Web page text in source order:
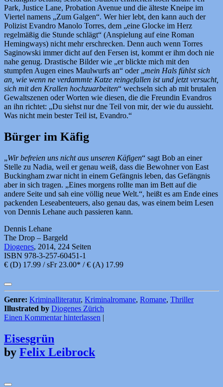
Park, Justice Lane, Probation Avenue und die älteste Kneipe im
Viertel namens „Zum Galgen“. Wer hier lebt, den kann auch der
Polizist Evandro Manolo Torres, dem „eine Glocke im Herz
regelmäßig die Stunde schlägt“ (Anspielung auf eine Roman
Hemingways) nicht mehr erschrecken. Denn auch wenn Torres
Saginowski immer dicht auf den Fersen ist, kommt er ihm doch nie
nahe genug. Drastische Bilder wie „er blickte mich mit den
stumpfen Augen eines Maulwurfs an“ oder „mein Hals fühlst sich
an, wie wenn ne verdammte Katze reingefallen ist und jetzt versucht,
sich mit den Krallen hochzuarbeiten“ wechseln sich ab mit brutalen
Gewaltszenen oder Worten wie diesen, die die Freundin Evandros
an ihn richtet: „Du siehst nur dne Teil von mir, der wie du aussieht.
Was nicht mein bester Teil ist, Evandro.“
Bürger im Käfig
„Wir befreien uns nicht aus unseren Käfigen“ sagt Bob an einer
Stelle zu Nadia, weil er genau weiß, dass die Bewohner von East
Buckingham zwar nicht in einem Gefängnis leben, das Gefängnis
aber in sich tragen. „Eines morgens rollte man im Bett auf die
andere Seite und sah eine völlig neue Welt.“, heißt es am Ende eines
packenden Leseabenteuers, also genau das, was einem beim Lesen
von Dennis Lehane auch passieren kann.
Dennis Lehane
The Drop – Bargeld
Diogenes, 2014, 224 Seiten
ISBN 978-3-257-60451-1
€ (D) 17.99 / sFr 23.00* / € (A) 17.99
Genre: Kriminalliteratur, Kriminalromane, Romane, Thriller
Illustrated by Diogenes Zürich
Einen Kommentar hinterlassen |
Eisesgrün
by Felix Leibrock